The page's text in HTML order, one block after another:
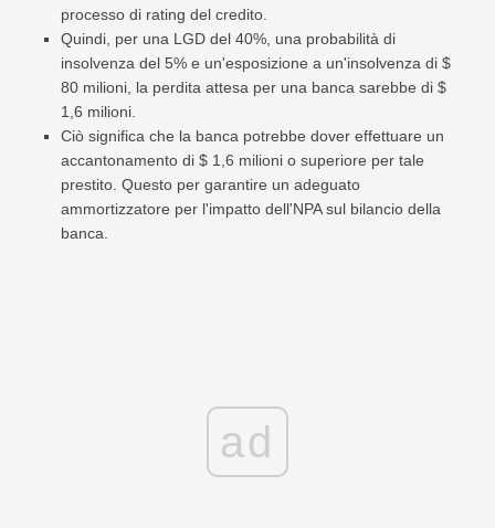
processo di rating del credito.
Quindi, per una LGD del 40%, una probabilità di
insolvenza del 5% e un'esposizione a un'insolvenza di $
80 milioni, la perdita attesa per una banca sarebbe di $
1,6 milioni.
Ciò significa che la banca potrebbe dover effettuare un
accantonamento di $ 1,6 milioni o superiore per tale
prestito. Questo per garantire un adeguato
ammortizzatore per l'impatto dell'NPA sul bilancio della
banca.
ad